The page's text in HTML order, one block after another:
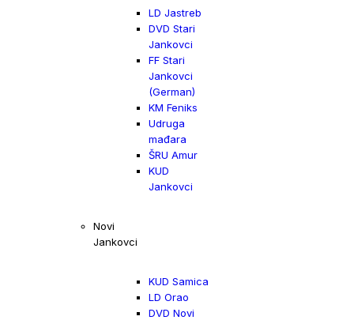
LD Jastreb
DVD Stari
Jankovci
FF Stari
Jankovci
(German)
KM Feniks
Udruga
mađara
ŠRU Amur
KUD
Jankovci
Novi
Jankovci
KUD Samica
LD Orao
DVD Novi